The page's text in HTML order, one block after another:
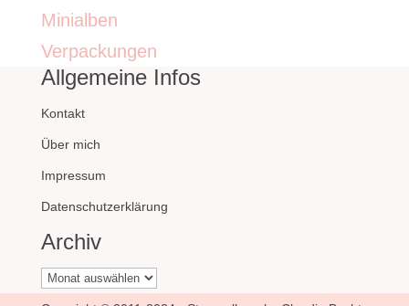
Minialben
Verpackungen
Allgemeine Infos
Kontakt
Über mich
Impressum
Datenschutzerklärung
Archiv
Archiv